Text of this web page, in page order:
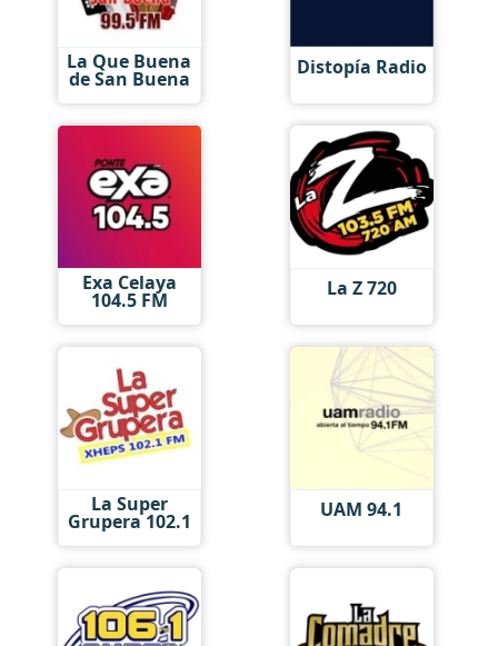
La Que Buena
de San Buena Distopía Radio
Exa Celaya
104.5 FM La Z 720
La Super
Grupera 102.1 UAM 94.1